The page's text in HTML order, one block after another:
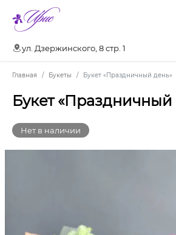
ул. Дзержинского, 8 стр. 1
Главная Букеты Букет «Праздничный день»
Букет «Праздничный
Нет в наличии